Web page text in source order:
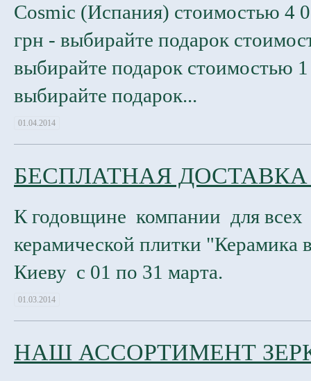
Cosmic (Испания) стоимостью 4
грн - выбирайте подарок
выбирайте подарок стоимостью
выбирайте подарок...
01.04.2014
БЕСПЛАТНАЯ
К годовщине компании для
керамической плитки "Керамика
Киеву с 01 по 31 марта.
01.03.2014
НАШ АССОРТИМЕНТ